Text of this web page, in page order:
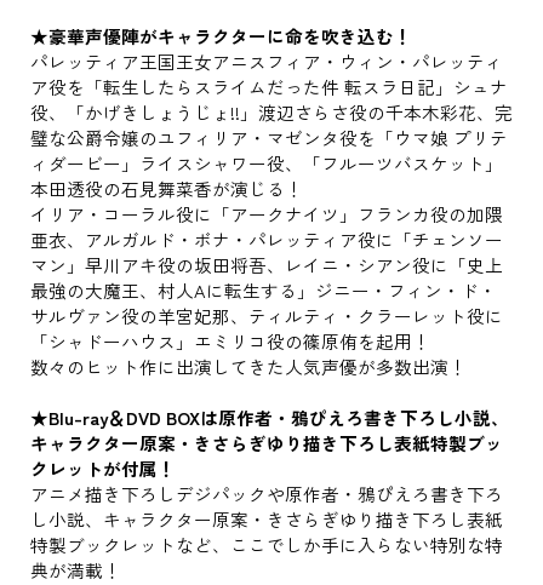
★豪華声優陣がキャラクターに命を吹き込む！
パレッティア王国王女アニスフィア・ウィン・パレッティ
ア役を「転生したらスライムだった件 転スラ日記」シュナ
役、「かげきしょうじょ!!」渡辺さらさ役の千本木彩花、完
璧な公爵令嬢のユフィリア・マゼンタ役を「ウマ娘 プリテ
ィダービー」ライスシャワー役、「フルーツバスケット」
本田透役の石見舞菜香が演じる！
イリア・コーラル役に「アークナイツ」フランカ役の加隈
亜衣、アルガルド・ボナ・パレッティア役に「チェンソー
マン」早川アキ役の坂田将吾、レイニ・シアン役に「史上
最強の大魔王、村人Aに転生する」ジニー・フィン・ド・
サルヴァン役の羊宮妃那、ティルティ・クラーレット役に
「シャドーハウス」エミリコ役の篠原侑を起用！
数々のヒット作に出演してきた人気声優が多数出演！
★Blu-ray＆DVD BOXは原作者・鴉ぴえろ書き下ろし小説、
キャラクター原案・きさらぎゆり描き下ろし表紙特製ブッ
クレットが付属！
アニメ描き下ろしデジパックや原作者・鴉ぴえろ書き下ろ
し小説、キャラクター原案・きさらぎゆり描き下ろし表紙
特製ブックレットなど、ここでしか手に入らない特別な特
典が満載！